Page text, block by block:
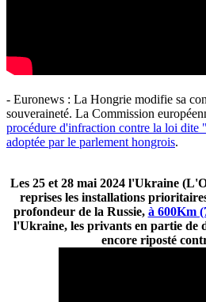
- Euronews : La Hongrie modifie sa
souveraineté. La Commission
procédure d'infraction contre la loi dite
adoptée par le parlement hongrois.
Les 25 et 28 mai 2024 l'Ukraine
reprises les installations
profondeur de la Russie, à 600Km
l'Ukraine, les privants en partie de
encore riposté